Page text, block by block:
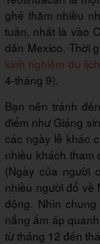
ghé thăm nhiều
tuần, nhất là vào
dân Mexico. Thời
kinh nghiệm du lịch
4-tháng 9).
Bạn nên tránh
điểm như Giáng
các ngày lễ khác
nhiều khách tham
(Ngày của người
nhiều người đổ về
động. Nhìn
nắng ấm áp
từ tháng 12 đến